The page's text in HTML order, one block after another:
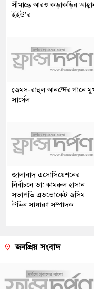
সীমান্তে আরও কড়াকড়ির
ইইউ’র
জেমস-রাহুল আনন্দের গানে
সার্সেল
জালাবাদ এসোসিয়েশনের
নির্বাচনে ডা: কামরুল হাসান
সভাপতি এডভোকেট জসিম
উদ্দিন সাধারণ সম্পাদক
জনপ্রিয় সংবাদ